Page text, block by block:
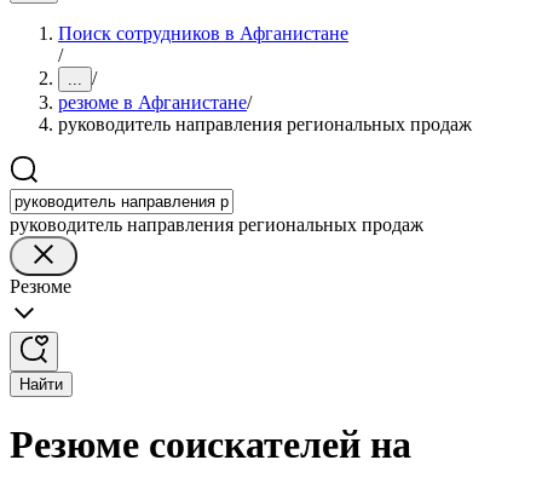
Поиск сотрудников в Афганистане
/
... /
резюме в Афганистане/
руководитель направления региональных продаж
руководитель направления региональных продаж
Резюме
Найти
Резюме соискателей на